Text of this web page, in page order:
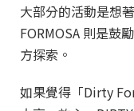
大部分的活動是想
FORMOSA 則是鼓
方探索。
如果覺得「Dirty